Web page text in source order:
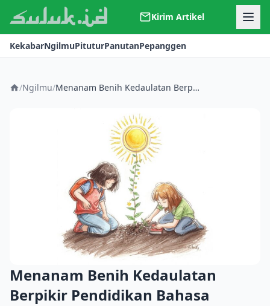
Kirim Artikel
Kerjasama
Kontak
KekabarNgilmuPituturPanutanPepanggen
/Ngilmu/ Menanam Benih Kedaulatan Berpikir Pendidikan Bahasa
Menanam Benih Kedaulatan
Berpikir Pendidikan Bahasa